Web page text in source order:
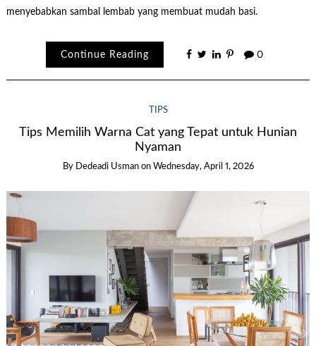
menyebabkan sambal lembab yang membuat mudah basi.
Continue Reading 0
TIPS
Tips Memilih Warna Cat yang Tepat untuk Hunian
Nyaman
By Dedeadi Usman on Wednesday, April 1, 2026